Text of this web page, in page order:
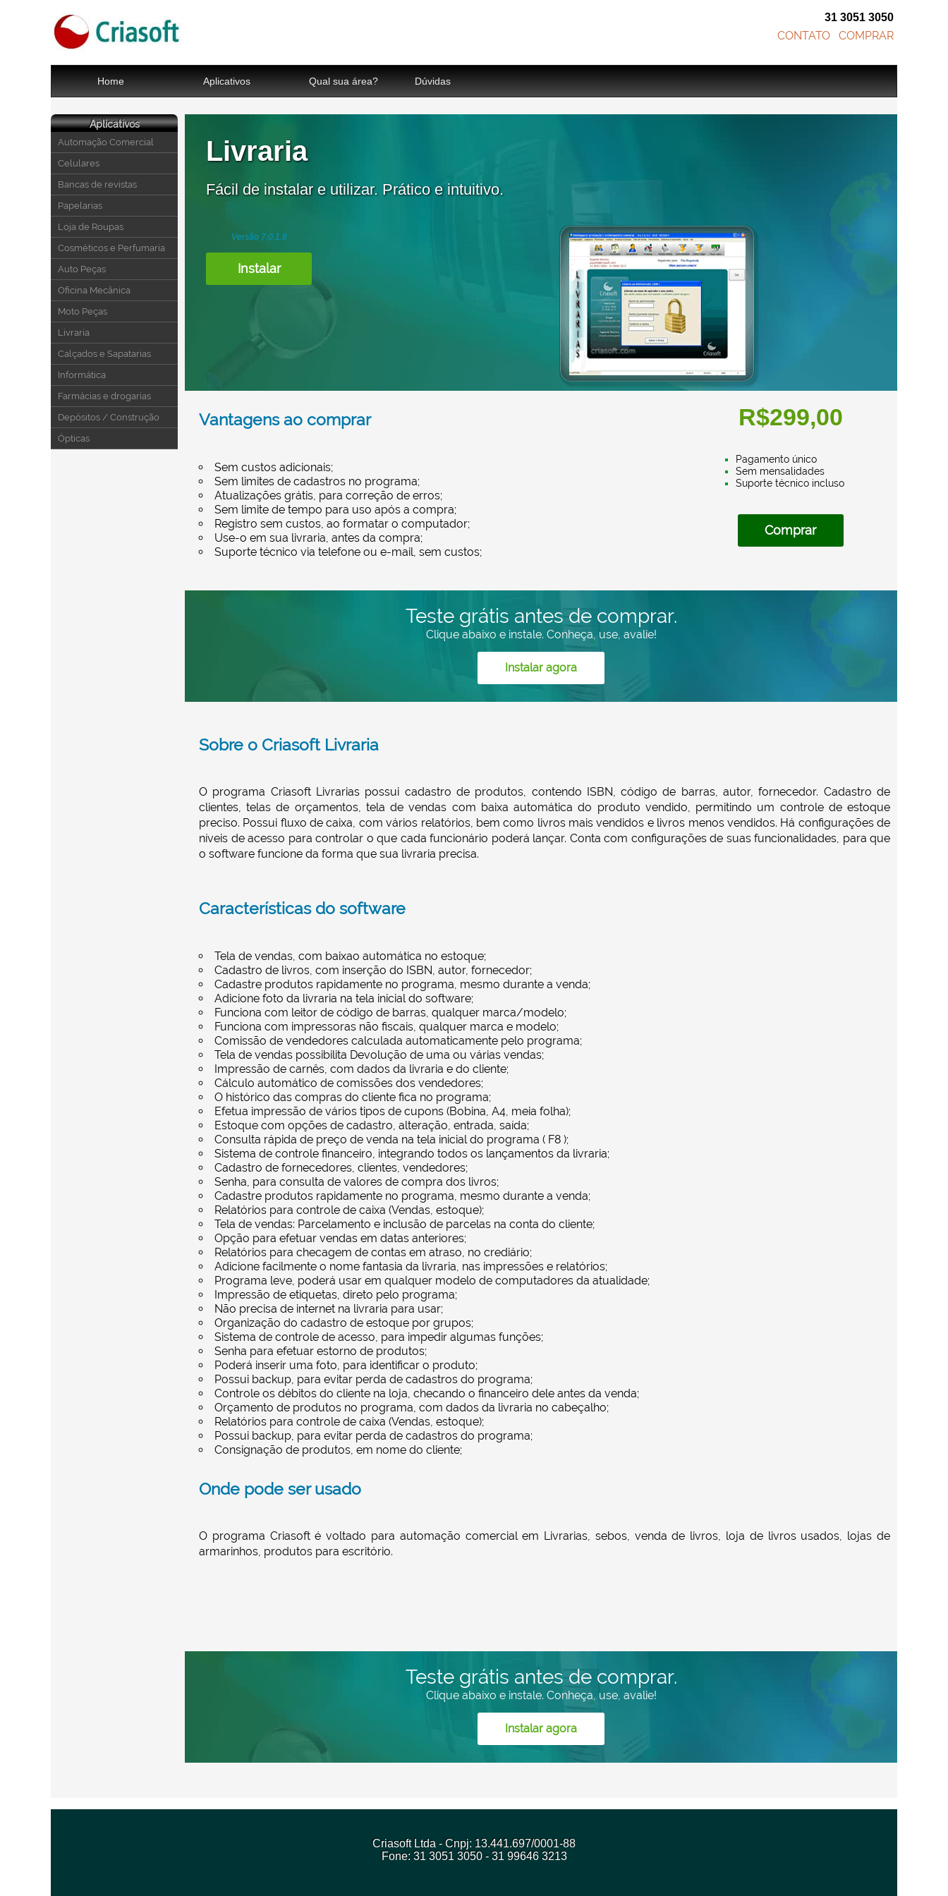
31 3051 3050
CONTATO COMPRAR
Home Aplicativos Qual sua área? Dúvidas
Aplicativos
Automação Comercial
Celulares
Bancas de revistas
Papelarias
Loja de Roupas
Cosméticos e Perfumaria
Auto Peças
Oficina Mecânica
Moto Peças
Livraria
Calçados e Sapatarias
Informática
Farmácias e drogarias
Depósitos / Construção
Ópticas
Livraria
Fácil de instalar e utilizar. Prático e intuitivo.
Versão 7.0.1.8
Instalar
Vantagens ao comprar
Sem custos adicionais;
Sem limites de cadastros no programa;
Atualizações grátis, para correção de erros;
Sem limite de tempo para uso após a compra;
Registro sem custos, ao formatar o computador;
Use-o em sua livraria, antes da compra;
Suporte técnico via telefone ou e-mail, sem custos;
R$299,00
Pagamento único
Sem mensalidades
Suporte técnico incluso
Comprar
Teste grátis antes de comprar.
Clique abaixo e instale. Conheça, use, avalie!
Instalar agora
Sobre o Criasoft Livraria
O programa Criasoft Livrarias possui cadastro de produtos, contendo ISBN, código de barras, autor, fornecedor. Cadastro de
clientes, telas de orçamentos, tela de vendas com baixa automática do produto vendido, permitindo um controle de estoque
preciso. Possui fluxo de caixa, com vários relatórios, bem como livros mais vendidos e livros menos vendidos. Há configurações de
níveis de acesso para controlar o que cada funcionário poderá lançar. Conta com configurações de suas funcionalidades, para que
o software funcione da forma que sua livraria precisa.
Características do software
Tela de vendas, com baixao automática no estoque;
Cadastro de livros, com inserção do ISBN, autor, fornecedor;
Cadastre produtos rapidamente no programa, mesmo durante a venda;
Adicione foto da livraria na tela inicial do software;
Funciona com leitor de código de barras, qualquer marca/modelo;
Funciona com impressoras não fiscais, qualquer marca e modelo;
Comissão de vendedores calculada automaticamente pelo programa;
Tela de vendas possibilita Devolução de uma ou várias vendas;
Impressão de carnês, com dados da livraria e do cliente;
Cálculo automático de comissões dos vendedores;
O histórico das compras do cliente fica no programa;
Efetua impressão de vários tipos de cupons (Bobina, A4, meia folha);
Estoque com opções de cadastro, alteração, entrada, saída;
Consulta rápida de preço de venda na tela inicial do programa ( F8 );
Sistema de controle financeiro, integrando todos os lançamentos da livraria;
Cadastro de fornecedores, clientes, vendedores;
Senha, para consulta de valores de compra dos livros;
Cadastre produtos rapidamente no programa, mesmo durante a venda;
Relatórios para controle de caixa (Vendas, estoque);
Tela de vendas: Parcelamento e inclusão de parcelas na conta do cliente;
Opção para efetuar vendas em datas anteriores;
Relatórios para checagem de contas em atraso, no crediário;
Adicione facilmente o nome fantasia da livraria, nas impressões e relatórios;
Programa leve, poderá usar em qualquer modelo de computadores da atualidade;
Impressão de etiquetas, direto pelo programa;
Não precisa de internet na livraria para usar;
Organização do cadastro de estoque por grupos;
Sistema de controle de acesso, para impedir algumas funções;
Senha para efetuar estorno de produtos;
Poderá inserir uma foto, para identificar o produto;
Possui backup, para evitar perda de cadastros do programa;
Controle os débitos do cliente na loja, checando o financeiro dele antes da venda;
Orçamento de produtos no programa, com dados da livraria no cabeçalho;
Relatórios para controle de caixa (Vendas, estoque);
Possui backup, para evitar perda de cadastros do programa;
Consignação de produtos, em nome do cliente;
Onde pode ser usado
O programa Criasoft é voltado para automação comercial em Livrarias, sebos, venda de livros, loja de livros usados, lojas de
armarinhos, produtos para escritório.
Teste grátis antes de comprar.
Clique abaixo e instale. Conheça, use, avalie!
Instalar agora
Criasoft Ltda - Cnpj: 13.441.697/0001-88
Fone: 31 3051 3050 - 31 99646 3213